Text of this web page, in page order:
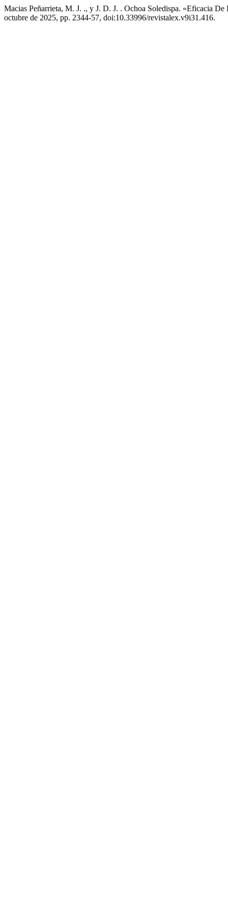
Macias Peñarrieta, M. J. ., y J. D. J. . Ochoa Soledispa. «Eficacia
octubre de 2025, pp. 2344-57, doi:10.33996/revistalex.v9i31.416.